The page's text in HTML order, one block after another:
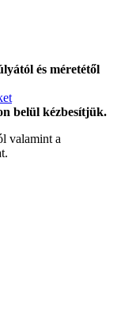
és méretétől
belül kézbesítjük.
valamint a